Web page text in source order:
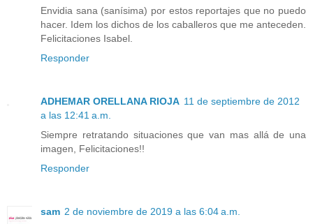
Envidia sana (sanísima) por estos reportajes que no puedo
hacer. Idem los dichos de los caballeros que me anteceden.
Felicitaciones Isabel.
Responder
ADHEMAR ORELLANA RIOJA 11 de septiembre de 2012
a las 12:41 a.m.
Siempre retratando situaciones que van mas allá de una
imagen, Felicitaciones!!
Responder
sam 2 de noviembre de 2019 a las 6:04 a.m.